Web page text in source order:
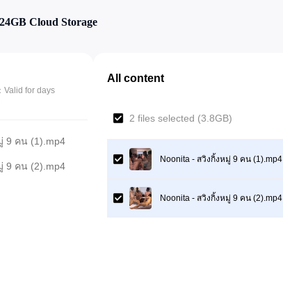
Cloud Storage
Valid for days
9 คน (1).mp4
9 คน (2).mp4
All content
2 files selected (3.8GB)
Noonita - สวิงกิ้งหมู่ 9 คน (1).mp4
Noonita - สวิงกิ้งหมู่ 9 คน (2).mp4